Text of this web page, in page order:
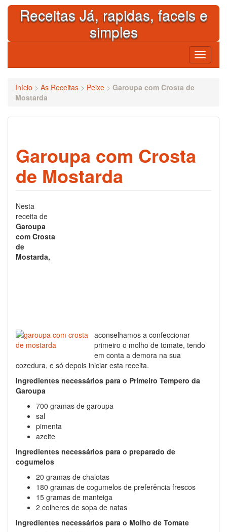
Skip
contentReceitas Já, rapidas, faceis e
simples
Toggle
Início > As Receitas > Peixe > Garoupa com Crosta de
Mostarda
Garoupa com Crosta
de Mostarda
Nesta
receita de
Garoupa
com Crosta
de
Mostarda,
aconselhamos a confeccionar
primeiro o molho de tomate, tendo
em conta a demora na sua
cozedura, e só depois iniciar esta receita.
Ingredientes necessários para o Primeiro Tempero da
Garoupa
700 gramas de garoupa
sal
pimenta
azeite
Ingredientes necessários para o preparado de
cogumelos
20 gramas de chalotas
180 gramas de cogumelos de preferência frescos
15 gramas de manteiga
2 colheres de sopa de natas
Ingredientes necessários para o Molho de Tomate